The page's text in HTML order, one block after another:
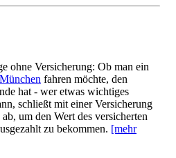
ohne Versicherung: Ob man ein
fahren möchte, den
hat - wer etwas wichtiges
schließt mit einer Versicherung
um den Wert des versicherten
zu bekommen. [mehr